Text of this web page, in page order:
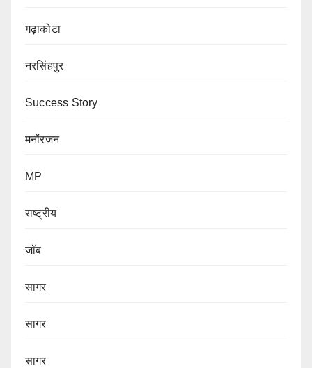
गढ़ाकोटा
नरसिंहपुर
Success Story
मनोंरजन
MP
राष्ट्रीय
जॉब
सागर
सागर
सागर